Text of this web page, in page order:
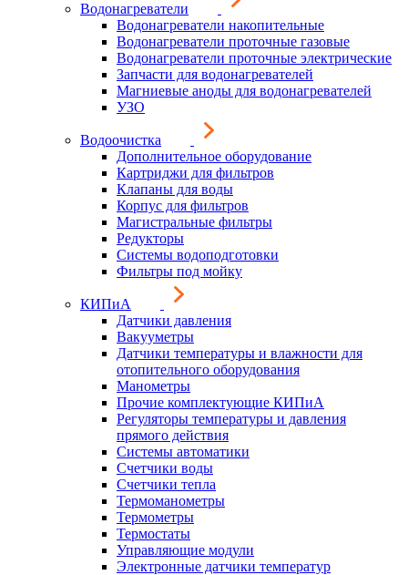
Водонагреватели
Водонагреватели накопительные
Водонагреватели проточные газовые
Водонагреватели проточные электрические
Запчасти для водонагревателей
Магниевые аноды для водонагревателей
УЗО
Водоочистка
Дополнительное оборудование
Картриджи для фильтров
Клапаны для воды
Корпус для фильтров
Магистральные фильтры
Редукторы
Системы водоподготовки
Фильтры под мойку
КИПиА
Датчики давления
Вакууметры
Датчики температуры и влажности для
отопительного оборудования
Манометры
Прочие комплектующие КИПиА
Регуляторы температуры и давления
прямого действия
Системы автоматики
Счетчики воды
Счетчики тепла
Термоманометры
Термометры
Термостаты
Управляющие модули
Электронные датчики температур